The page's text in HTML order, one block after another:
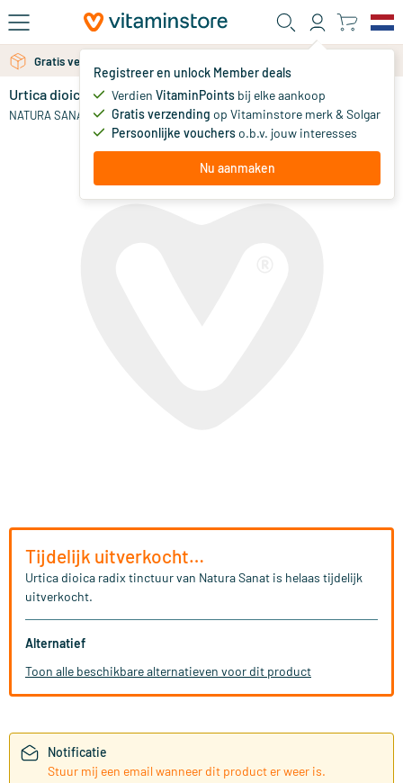
Ga naar de hoofdinhoud
Registreer en unlock Member deals
Verdien VitaminPoints bij elke aankoop
Gratis verzending op Vitaminstore merk & Solgar
Persoonlijke voucherso.b.v. jouw interesses
Nu aanmaken
Gratis verzending vanaf 25 euro
Gratis persoonlijk advies via chat of email
Urtica dioica radix tinctuur
NATURA SANAT
Tijdelijk uitverkocht…
Urtica dioica radix tinctuur van Natura Sanat is helaas tijdelijk
uitverkocht.
Alternatief
Toon alle beschikbare alternatieven voor dit product
Notificatie
Stuur mij een email wanneer dit product er weer is.